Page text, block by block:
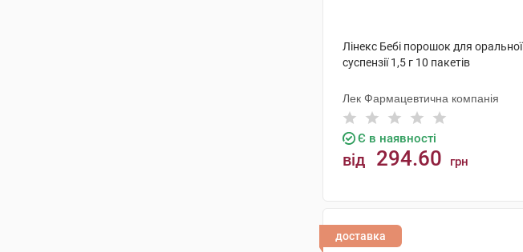
Лінекс Бебі порошок для оральної
суспензії 1,5 г 10 пакетів
Лек Фармацевтична компанія
Є в наявності
від 294.60 грн
доставка